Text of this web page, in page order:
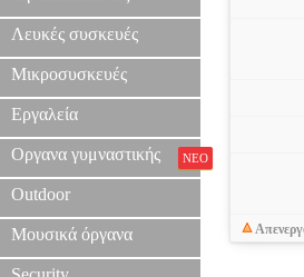
Λευκές συσκευές
Μικροσυσκευές
Εργαλεία
Οργανα γυμναστικής ΝΕΟ
Outdoor
Μουσικά όργανα